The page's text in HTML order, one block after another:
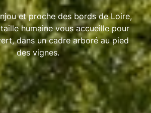
et proche des bords de Loire,
humaine vous accueille pour
dans un cadre arboré au pied
des vignes.